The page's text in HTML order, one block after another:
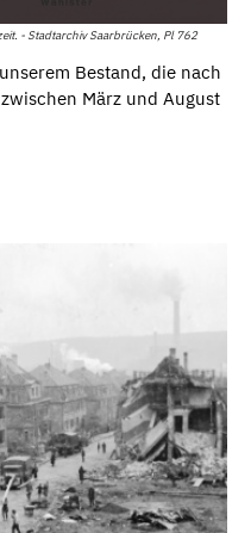
- Stadtarchiv Saarbrücken, Pl 762
Bestand, die nach
März und August